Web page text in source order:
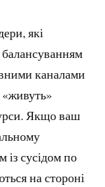
які
каналами
«живуть»
Якщо ваш
із сусідом по
на стороні